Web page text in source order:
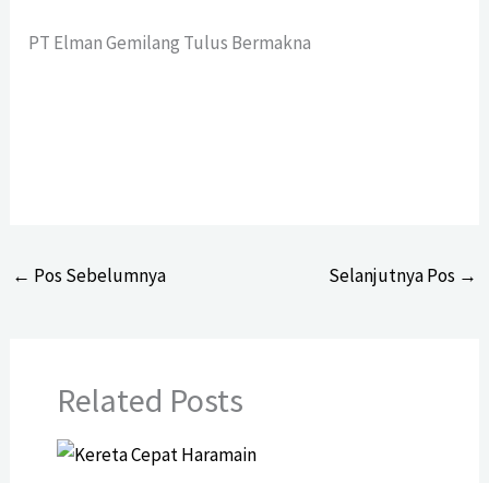
PT Elman Gemilang Tulus Bermakna
← Pos Sebelumnya Selanjutnya Pos →
Related Posts